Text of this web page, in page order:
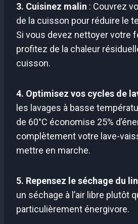
3. Cuisinez malin : Couvrez
de la cuisson pour réduire le
Si vous devez nettoyer votre
profitez de la chaleur
cuisson.
4. Optimisez vos cycles de
les lavages à basse
de 60°C économise 25%
complètement votre lave-
mettre en marche.
5. Repensez le séchage du
un séchage à l’air libre plutôt
particulièrement énergivore.